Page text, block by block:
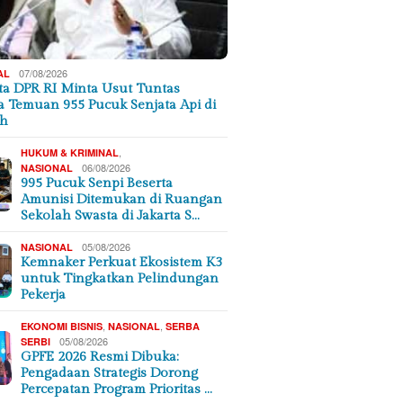
07/08/2026
DPR RI Minta Usut Tuntas
Temuan 955 Pucuk Senjata Api di
HUKUM & KRIMINAL
NASIONAL 06/08/2026
995 Pucuk Senpi Beserta
Amunisi Ditemukan di Ruangan
Sekolah Swasta di Jakarta S…
NASIONAL 05/08/2026
Kemnaker Perkuat Ekosistem K3
untuk Tingkatkan Pelindungan
Pekerja
EKONOMI BISNIS ,NASIONAL ,SERBA
SERBI
05/08/2026
GPFE 2026 Resmi Dibuka:
Pengadaan Strategis Dorong
Percepatan Program Prioritas …